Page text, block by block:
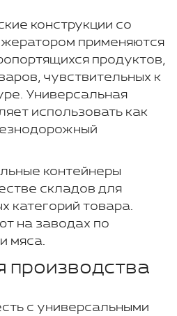
конструкции со
применяются
продуктов,
чувствительных к
Универсальная
использовать как
контейнеры
складов для
категорий товара.
на заводах по
мяса.
производства
с универсальными